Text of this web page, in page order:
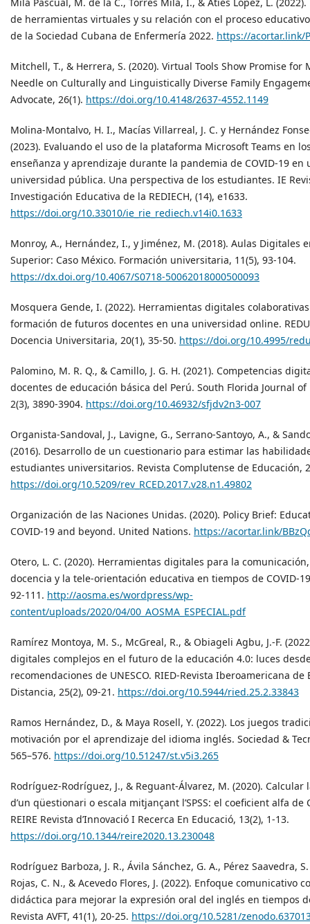
de herramientas virtuales y su relación con el proceso
de la Sociedad Cubana de Enfermería 2022. https://acortar.link/
Mitchell, T., & Herrera, S. (2020). Virtual Tools Show Promise for
Needle on Culturally and Linguistically Diverse Family
Advocate, 26(1). https://doi.org/10.4148/2637-4552.1149
Molina-Montalvo, H. I., Macías Villarreal, J. C. y Hernández
(2023). Evaluando el uso de la plataforma Microsoft Teams en
enseñanza y aprendizaje durante la pandemia de COVID-19 en
universidad pública. Una perspectiva de los estudiantes. IE
Investigación Educativa de la REDIECH, (14), e1633.
https://doi.org/10.33010/ie_rie_rediech.v14i0.1633
Monroy, A., Hernández, I., y Jiménez, M. (2018). Aulas Digitales
Superior: Caso México. Formación universitaria, 11(5), 93-104.
https://dx.doi.org/10.4067/S0718-50062018000500093
Mosquera Gende, I. (2022). Herramientas digitales
formación de futuros docentes en una universidad online.
Docencia Universitaria, 20(1), 35-50. https://doi.org/10.4995/
Palomino, M. R. Q., & Camillo, J. G. H. (2021). Competencias
docentes de educación básica del Perú. South Florida Journal
2(3), 3890-3904. https://doi.org/10.46932/sfjdv2n3-007
Organista-Sandoval, J., Lavigne, G., Serrano-Santoyo, A., &
(2016). Desarrollo de un cuestionario para estimar las
estudiantes universitarios. Revista Complutense de Educación,
https://doi.org/10.5209/rev_RCED.2017.v28.n1.49802
Organización de las Naciones Unidas. (2020). Policy Brief:
COVID-19 and beyond. United Nations. https://acortar.link/
Otero, L. C. (2020). Herramientas digitales para la
docencia y la tele-orientación educativa en tiempos de COVID-
92-111. http://aosma.es/wordpress/wp-
content/uploads/2020/04/00_AOSMA_ESPECIAL.pdf
Ramírez Montoya, M. S., McGreal, R., & Obiageli Agbu, J.-F.
digitales complejos en el futuro de la educación 4.0: luces
recomendaciones de UNESCO. RIED-Revista Iberoamericana de
Distancia, 25(2), 09-21. https://doi.org/10.5944/ried.25.2.33843
Ramos Hernández, D., & Maya Rosell, Y. (2022). Los juegos
motivación por el aprendizaje del idioma inglés. Sociedad &
565–576. https://doi.org/10.51247/st.v5i3.265
Rodríguez-Rodríguez, J., & Reguant-Álvarez, M. (2020).
d’un qüestionari o escala mitjançant l’SPSS: el coeficient alfa de
REIRE Revista d’Innovació I Recerca En Educació, 13(2), 1-13.
https://doi.org/10.1344/reire2020.13.230048
Rodríguez Barboza, J. R., Ávila Sánchez, G. A., Pérez Saavedra,
Rojas, C. N., & Acevedo Flores, J. (2022). Enfoque comunicativo
didáctica para mejorar la expresión oral del inglés en tiempos
Revista AVFT, 41(1), 20-25. https://doi.org/10.5281/